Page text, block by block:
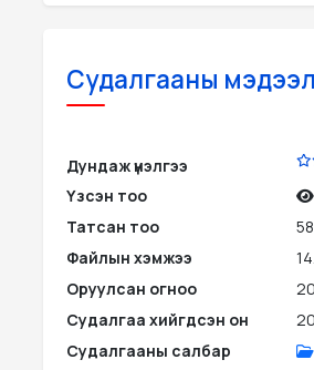
Судалгааны
Дундаж үнэлгээ
Үзсэн тоо
Татсан тоо
Файлын хэмжээ
Оруулсан огноо
Судалгаа хийгдсэн он
Судалгааны салбар